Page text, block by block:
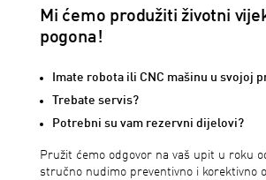
Mi ćemo produžiti životni
pogona!
Imate robota ili CNC mašinu u svojoj
Trebate servis?
Potrebni su vam rezervni dijelovi?
Pružit ćemo odgovor na vaš upit u roku
stručno nudimo preventivno i korektivno